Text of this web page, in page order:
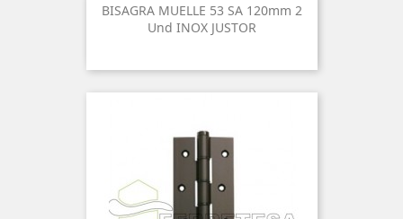
BISAGRA MUELLE 53 SA 120mm 2
Und INOX JUSTOR